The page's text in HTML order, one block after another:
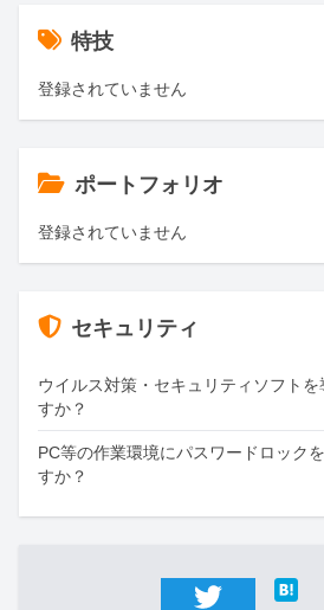
特技
登録されていません
ポートフォリオ
登録されていません
セキュリティ
ウイルス対策・セキュリティソフトを
すか？
PC等の作業環境にパスワードロック
すか？